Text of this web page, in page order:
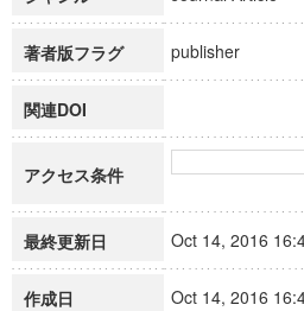
著者版フラグ publisher
関連DOI
アクセス条件
最終更新日 Oct 14, 2016
作成日 Oct 14, 2016